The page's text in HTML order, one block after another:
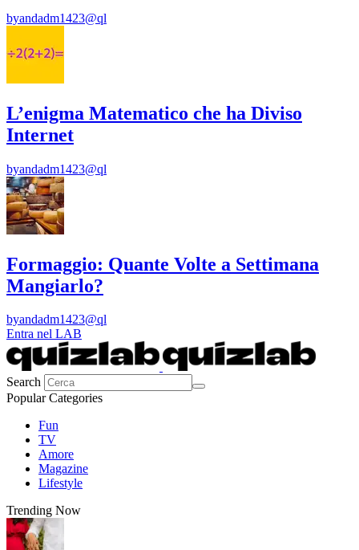
byandadm1423@ql
L’enigma Matematico che ha Diviso
Internet
byandadm1423@ql
Formaggio: Quante Volte a Settimana
Mangiarlo?
byandadm1423@ql
Entra nel LAB
Search
Popular Categories
Fun
TV
Amore
Magazine
Lifestyle
Trending Now